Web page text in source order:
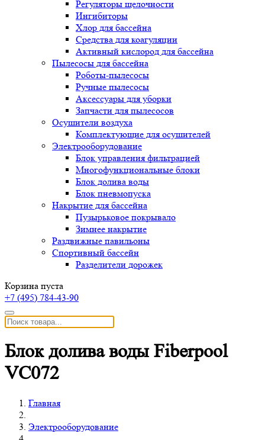
Регуляторы щелочности
Ингибиторы
Хлор для бассейна
Средства для коагуляции
Активный кислород для бассейна
Пылесосы для бассейна
Роботы-пылесосы
Ручные пылесосы
Аксессуары для уборки
Запчасти для пылесосов
Осушители воздуха
Комплектующие для осушителей
Электрооборудование
Блок управления фильтрацией
Многофункциональные блоки
Блок долива воды
Блок пневмопуска
Накрытие для бассейна
Пузырьковое покрывало
Зимнее накрытие
Раздвижные павильоны
Спортивный бассейн
Разделители дорожек
Корзина пуста
+7 (495) 784-43-90
Блок долива воды Fiberpool
VC072
Главная
Электрооборудование